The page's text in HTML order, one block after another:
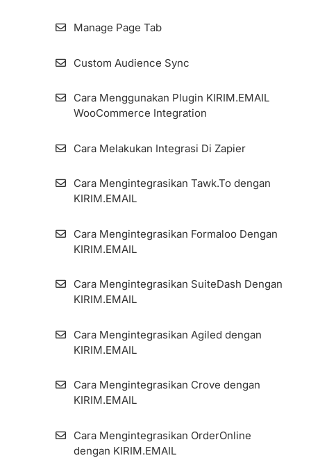
Manage Page Tab
Custom Audience Sync
Cara Menggunakan Plugin KIRIM.EMAIL
WooCommerce Integration
Cara Melakukan Integrasi Di Zapier
Cara Mengintegrasikan Tawk.To dengan
KIRIM.EMAIL
Cara Mengintegrasikan Formaloo Dengan
KIRIM.EMAIL
Cara Mengintegrasikan SuiteDash Dengan
KIRIM.EMAIL
Cara Mengintegrasikan Agiled dengan
KIRIM.EMAIL
Cara Mengintegrasikan Crove dengan
KIRIM.EMAIL
Cara Mengintegrasikan OrderOnline
dengan KIRIM.EMAIL